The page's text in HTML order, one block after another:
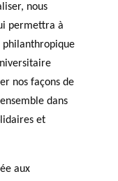
nous
permettra à
philanthropique
nos façons de
dans
et
aux